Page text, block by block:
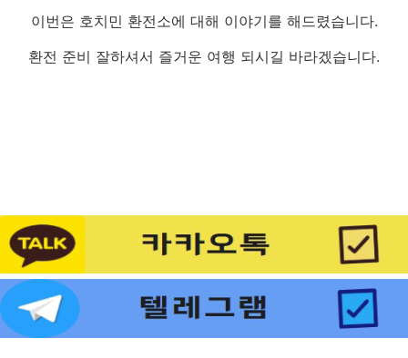
이번은 호치민 환전소에 대해 이야기를 해드렸습니다.
환전 준비 잘하셔서 즐거운 여행 되시길 바라겠습니다.